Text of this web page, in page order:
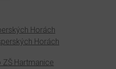
Horách
Horách
Hartmanice